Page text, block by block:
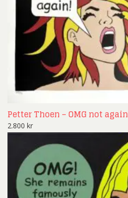
Petter Thoen – OMG not again
2.800 kr